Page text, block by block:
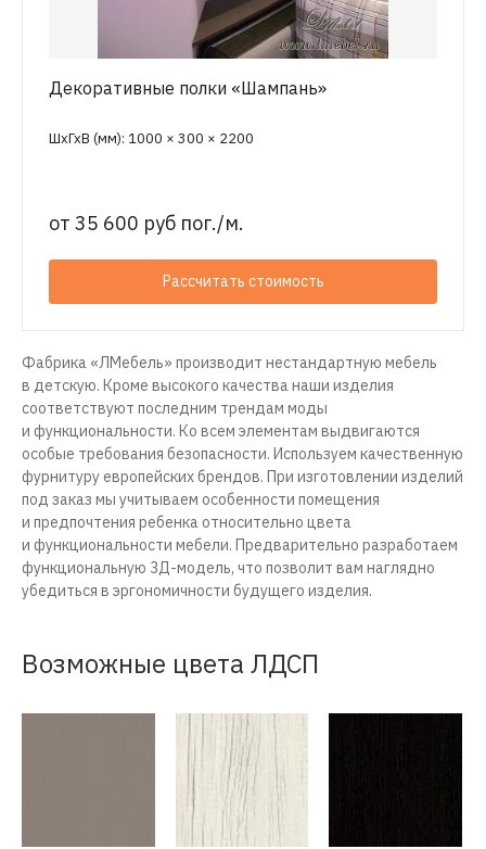
Декоративные полки «Шампань»
ШхГхВ (мм): 1000 × 300 × 2200
от 35 600 руб пог./м.
Рассчитать стоимость
Фабрика «ЛМебель» производит нестандартную мебель
в детскую. Кроме высокого качества наши изделия
соответствуют последним трендам моды
и функциональности. Ко всем элементам выдвигаются
особые требования безопасности. Используем качественную
фурнитуру европейских брендов. При изготовлении изделий
под заказ мы учитываем особенности помещения
и предпочтения ребенка относительно цвета
и функциональности мебели. Предварительно разработаем
функциональную 3Д-модель, что позволит вам наглядно
убедиться в эргономичности будущего изделия.
Возможные цвета ЛДСП